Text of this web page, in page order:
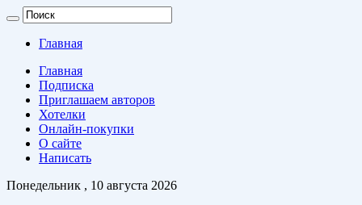
Главная
Главная
Подписка
Приглашаем авторов
Хотелки
Онлайн-покупки
О сайте
Написать
Понедельник , 10 августа 2026